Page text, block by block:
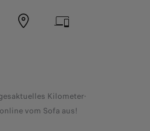
Kilometer-
vom Sofa aus!